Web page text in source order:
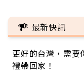
最新快訊
更好的台灣，需要
禮帶回家！